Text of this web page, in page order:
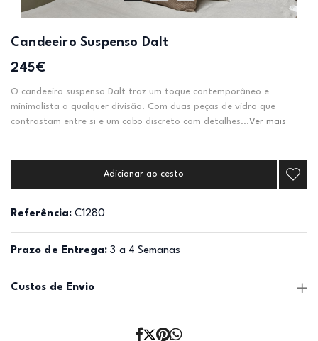
Candeeiro Suspenso Dalt
245€
O candeeiro suspenso Dalt traz um toque contemporâneo e
minimalista a qualquer divisão. Com duas peças de vidro que
contrastam entre si e um cabo discreto com detalhes...Ver mais
Adicionar ao cesto
Referência: C1280
Prazo de Entrega: 3 a 4 Semanas
Custos de Envio